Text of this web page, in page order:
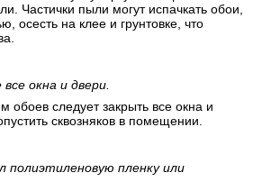
Частички пыли могут испачкать обои,
осесть на клее и грунтовке, что
окна и двери.
обоев следует закрыть все окна и
сквозняков в помещении.
полиэтиленовую пленку или